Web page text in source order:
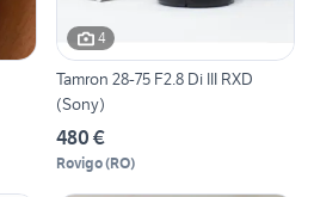
4
Tamron 28-75 F2.8 Di III RXD
(Sony)
480 €
Rovigo(RO)